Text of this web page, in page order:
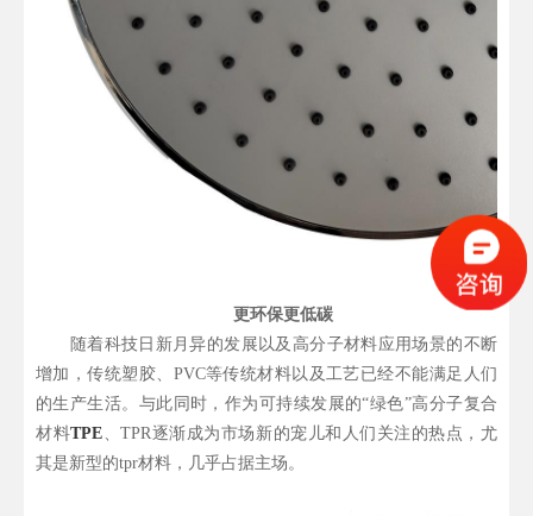
更环保更低碳
随着科技日新月异的发展以及高分子材料应用场景的不断
增加，传统塑胶、PVC等传统材料以及工艺已经不能满足人们
的生产生活。与此同时，作为可持续发展的“绿色”高分子复合
材料TPE、TPR逐渐成为市场新的宠儿和人们关注的热点，尤
其是新型的tpr材料，几乎占据主场。